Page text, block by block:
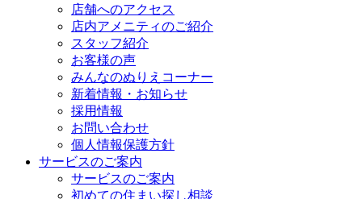
店舗へのアクセス
店内アメニティのご紹介
スタッフ紹介
お客様の声
みんなのぬりえコーナー
新着情報・お知らせ
採用情報
お問い合わせ
個人情報保護方針
サービスのご案内
サービスのご案内
初めての住まい探し相談